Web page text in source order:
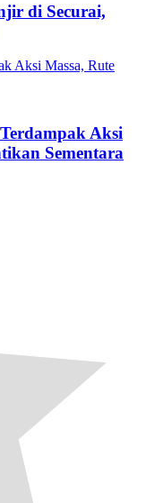
di Securai,
Aksi
Sementara